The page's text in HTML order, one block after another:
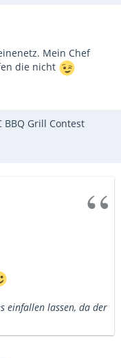
Mein Chef
die nicht
BBQ Grill Contest
einfallen lassen, da der